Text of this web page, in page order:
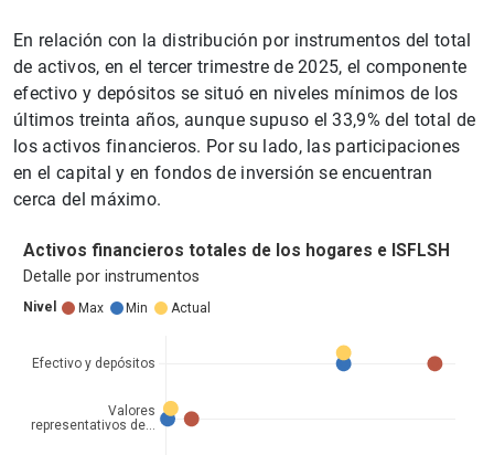
En relación con la distribución por instrumentos del total
de activos, en el tercer trimestre de 2025, el componente
efectivo y depósitos se situó en niveles mínimos de los
últimos treinta años, aunque supuso el 33,9% del total de
los activos financieros. Por su lado, las participaciones
en el capital y en fondos de inversión se encuentran
cerca del máximo.